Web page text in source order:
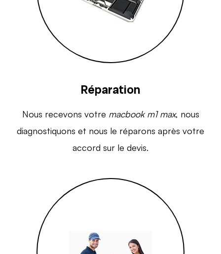
Réparation
Nous recevons votre macbook m1 max, nous
diagnostiquons et nous le réparons après votre
accord sur le devis.